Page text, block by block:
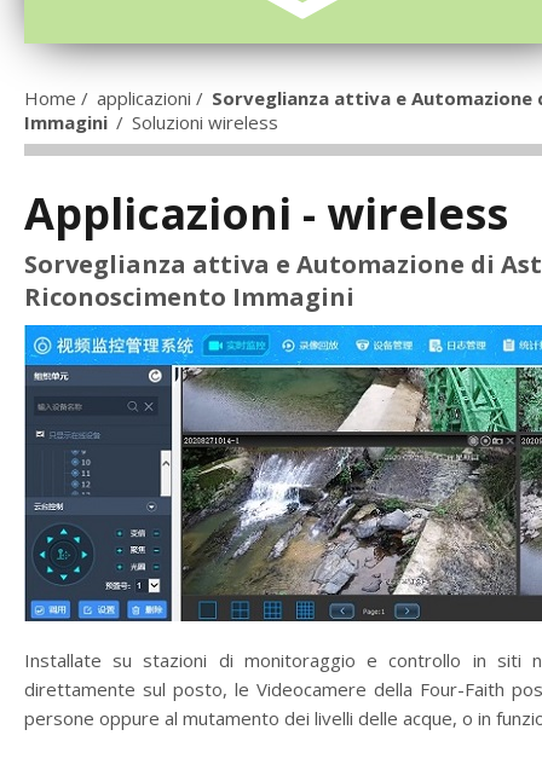
Home / applicazioni / Sorveglianza attiva e
Immagini / Soluzioni wireless
Applicazioni - wireless
Sorveglianza attiva e Automazione di
Riconoscimento Immagini
Installate su stazioni di monitoraggio e controllo in siti
direttamente sul posto, le Videocamere della Four-Faith
persone oppure al mutamento dei livelli delle acque, o in